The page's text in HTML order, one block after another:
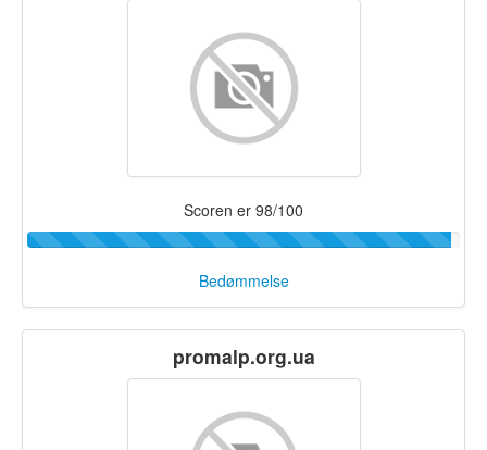
Scoren er 98/100
Bedømmelse
promalp.org.ua